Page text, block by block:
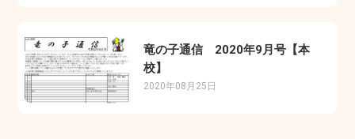
竜の子通信 2020年9月号【本
校】
2020年08月25日